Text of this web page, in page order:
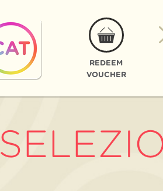
REDEEM
VOUCHER